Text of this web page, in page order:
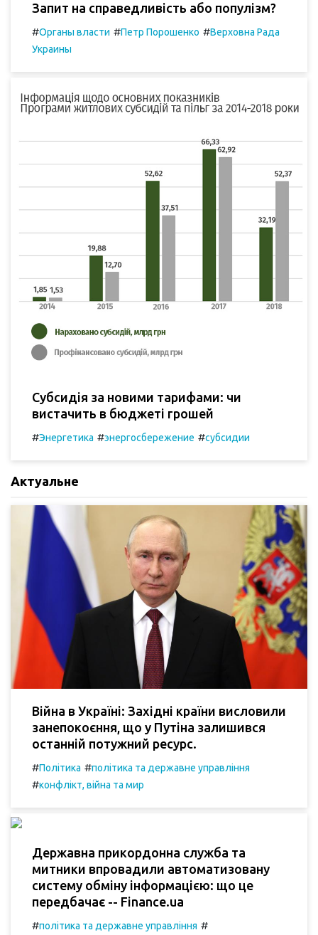
Запит на справедливість або популізм?
#Органы власти #Петр Порошенко #Верховна Рада
Украины
Субсидія за новими тарифами: чи
вистачить в бюджеті грошей
#Энергетика #энергосбережение #субсидии
Актуальне
Війна в Україні: Західні країни висловили
занепокоєння, що у Путіна залишився
останній потужний ресурс.
#Політика #політика та державне управління
#конфлікт, війна та мир
Державна прикордонна служба та
митники впровадили автоматизовану
систему обміну інформацією: що це
передбачає -- Finance.ua
#політика та державне управління #